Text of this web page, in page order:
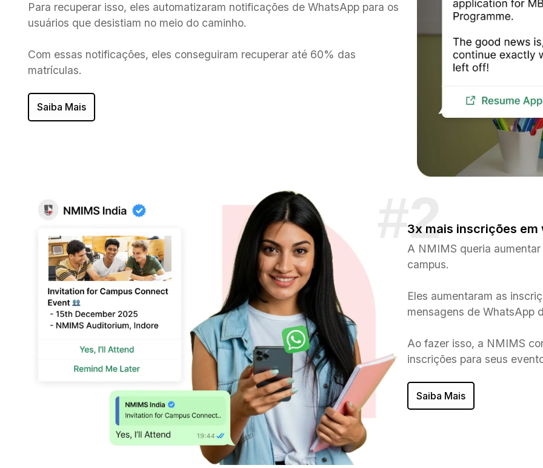
Para recuperar isso, eles automatizaram notificações de WhatsApp para os
usuários que desistiam no meio do caminho.
Com essas notificações, eles conseguiram recuperar até 60% das
matrículas.
Saiba Mais
3x mais inscrições em
A NMIMS queria
campus.
Eles aumentaram as
mensagens de WhatsApp
Ao fazer isso, a NMIMS
inscrições para seus
Saiba Mais